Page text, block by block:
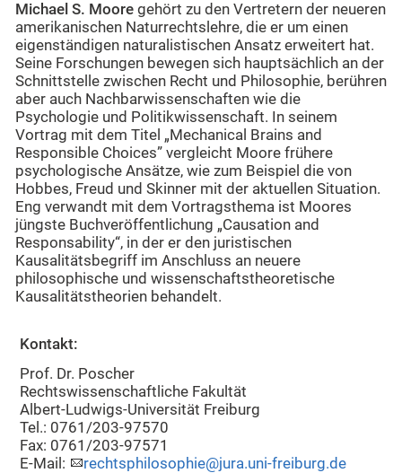
Michael S. Moore gehört zu den Vertretern der neueren
amerikanischen Naturrechtslehre, die er um einen
eigenständigen naturalistischen Ansatz erweitert hat.
Seine Forschungen bewegen sich hauptsächlich an der
Schnittstelle zwischen Recht und Philosophie, berühren
aber auch Nachbarwissenschaften wie die
Psychologie und Politikwissenschaft. In seinem
Vortrag mit dem Titel „Mechanical Brains and
Responsible Choices” vergleicht Moore frühere
psychologische Ansätze, wie zum Beispiel die von
Hobbes, Freud und Skinner mit der aktuellen Situation.
Eng verwandt mit dem Vortragsthema ist Moores
jüngste Buchveröffentlichung „Causation and
Responsability“, in der er den juristischen
Kausalitätsbegriff im Anschluss an neuere
philosophische und wissenschaftstheoretische
Kausalitätstheorien behandelt.
Kontakt:
Prof. Dr. Poscher
Rechtswissenschaftliche Fakultät
Albert-Ludwigs-Universität Freiburg
Tel.: 0761/203-97570
Fax: 0761/203-97571
E-Mail:
rechtsphilosophie@jura.uni-freiburg.de